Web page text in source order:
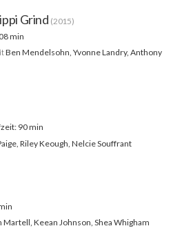
Grind (2015)
min
Ben Mendelsohn, Yvonne Landry, Anthony
90 min
Riley Keough, Nelcie Souffrant
Martell, Keean Johnson, Shea Whigham